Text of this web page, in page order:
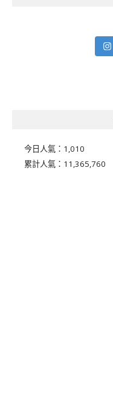
今日人氣： 1,010
累計人氣： 11,365,760